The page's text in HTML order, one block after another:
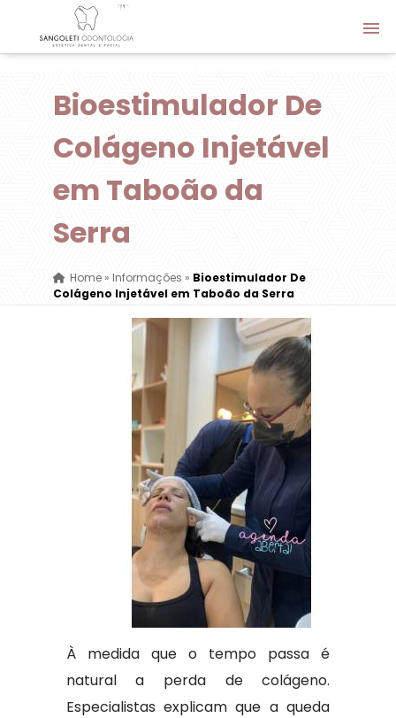
Bioestimulador De
Colágeno Injetável
em Taboão da
Serra
Home» Informações » Bioestimulador De
Colágeno Injetável em Taboão da Serra
À medida que o tempo passa é
natural a perda de colágeno.
Especialistas explicam que a queda